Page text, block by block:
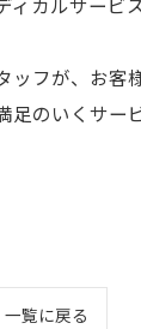
ッフが、お客
足のいくサー
一覧に戻る